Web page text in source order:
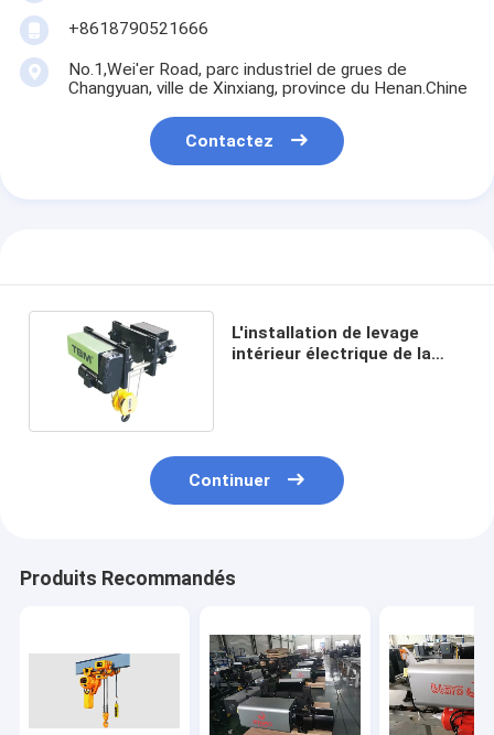
+8618790521666
No.1,Wei'er Road, parc industriel de grues de
Changyuan, ville de Xinxiang, province du Henan.Chine
Contactez
L'installation de levage
intérieur électrique de la
Continuer
Produits Recommandés